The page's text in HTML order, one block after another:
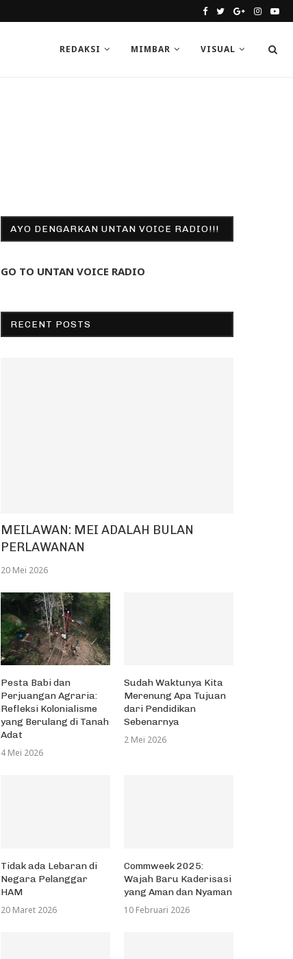
REDAKSI MIMBAR VISUAL
AYO DENGARKAN UNTAN VOICE RADIO!!!
GO TO UNTAN VOICE RADIO
RECENT POSTS
MEILAWAN: MEI ADALAH BULAN
PERLAWANAN
20 Mei 2026
Pesta Babi dan
Perjuangan Agraria:
Refleksi Kolonialisme
yang Berulang di Tanah
Adat
4 Mei 2026
Sudah Waktunya Kita
Merenung Apa Tujuan
dari Pendidikan
Sebenarnya
2 Mei 2026
Tidak ada Lebaran di
Negara Pelanggar
HAM
20 Maret 2026
Commweek 2025:
Wajah Baru Kaderisasi
yang Aman dan Nyaman
10 Februari 2026